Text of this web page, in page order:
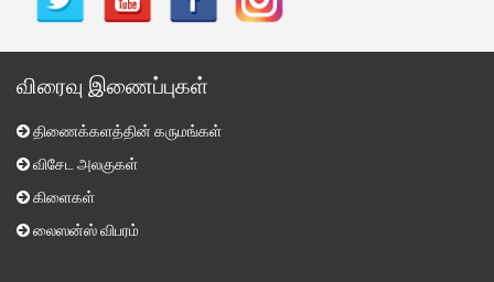
விரைவு இணைப்புகள்
திணைக்களத்தின் கருமங்கள்
விசேட அலகுகள்
கிளைகள்
லைஸன்ஸ் விபரம்